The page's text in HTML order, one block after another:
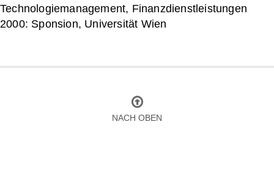
Technologiemanagement, Finanzdienstleistungen
2000: Sponsion, Universität Wien
NACH OBEN